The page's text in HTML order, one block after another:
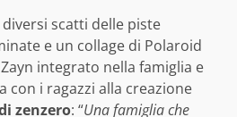
scatti delle piste
e un collage di Polaroid
integrato nella famiglia e
con i ragazzi alla creazione
zenzero: “Una famiglia che